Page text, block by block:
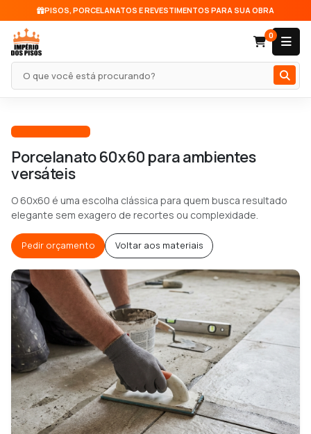
PISOS, PORCELANATOS E REVESTIMENTOS PARA SUA OBRA
Pesquisar produto
0
Porcelanato 60x60 para ambientes
versáteis
O 60x60 é uma escolha clássica para quem busca resultado
elegante sem exagero de recortes ou complexidade.
Pedir orçamento Voltar aos materiais